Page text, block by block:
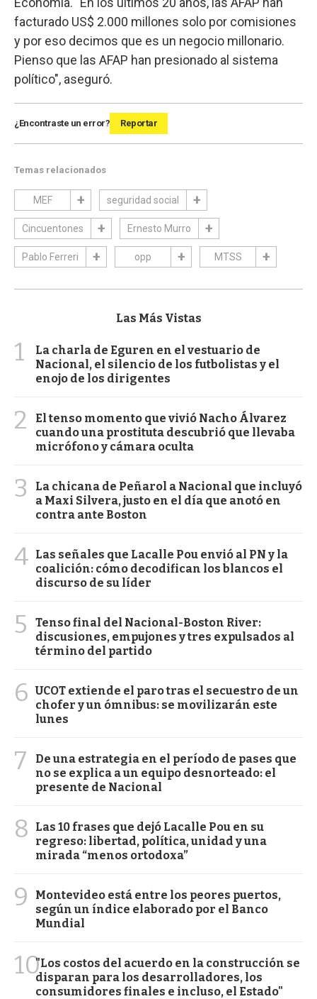
facturado US$ 2.000 millones solo por comisiones
y por eso decimos que es un negocio millonario.
Pienso que las AFAP han presionado al sistema
político", aseguró.
¿Encontraste un error? Reportar
Temas relacionados
MEF seguridad social
Cincuentones Ernesto Murro
Pablo Ferreri opp MTSS
Las Más Vistas
1
La charla de Eguren en el vestuario de
Nacional, el silencio de los futbolistas y el
enojo de los dirigentes
2
El tenso momento que vivió Nacho Álvarez
cuando una prostituta descubrió que llevaba
micrófono y cámara oculta
3
La chicana de Peñarol a Nacional que incluyó
a Maxi Silvera, justo en el día que anotó en
contra ante Boston
4 Las señales que Lacalle Pou envió al PN y la
coalición: cómo decodifican los blancos el
discurso de su líder
5
Tenso final del Nacional-Boston River:
discusiones, empujones y tres expulsados al
término del partido
6 UCOT extiende el paro tras el secuestro de un
chofer y un ómnibus: se movilizarán este
lunes
7
De una estrategia en el período de pases que
no se explica a un equipo desnorteado: el
presente de Nacional
8
Las 10 frases que dejó Lacalle Pou en su
regreso: libertad, política, unidad y una
mirada “menos ortodoxa”
9
Montevideo está entre los peores puertos,
según un índice elaborado por el Banco
Mundial
10"Los costos del acuerdo en la construcción se
disparan para los desarrolladores, los
consumidores finales e incluso, el Estado"